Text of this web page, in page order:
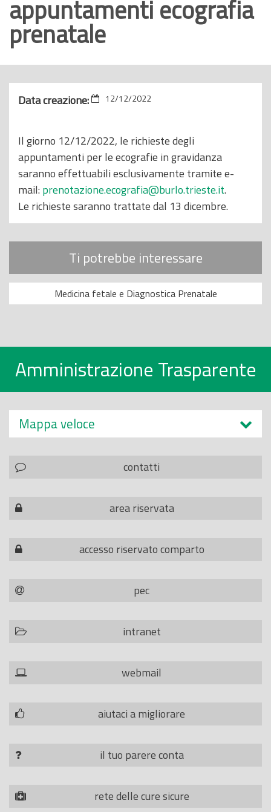
i
appuntamenti ecografia
prenatale
Data creazione: 12/12/2022
Il giorno 12/12/2022, le richieste degli
appuntamenti per le ecografie in gravidanza
saranno effettuabili esclusivamente tramite e-
mail: prenotazione.ecografia@burlo.trieste.it.
Le richieste saranno trattate dal 13 dicembre.
Ti potrebbe interessare
Medicina fetale e Diagnostica Prenatale
Amministrazione Trasparente
Mappa veloce
contatti
area riservata
accesso riservato comparto
pec
intranet
webmail
aiutaci a migliorare
il tuo parere conta
rete delle cure sicure